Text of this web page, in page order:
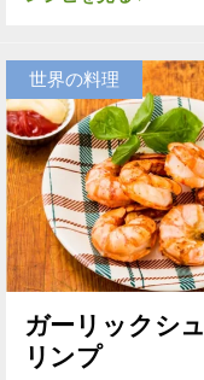
世界の料理
ガーリックシュ
リンプ